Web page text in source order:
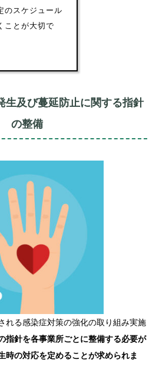
のスケジュール
ことが大切で
生及び蔓延防止に関する指針
の整備
れる感染症対策の強化の取り組み実施
指針を各事業所ごとに整備する必要が
時の対応を定めることが求められま